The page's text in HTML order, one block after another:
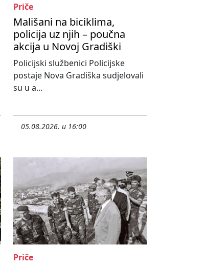
Priče
Mališani na biciklima,
policija uz njih – poučna
akcija u Novoj Gradiški
Policijski službenici Policijske
postaje Nova Gradiška sudjelovali
su u a...
05.08.2026. u 16:00
Priče